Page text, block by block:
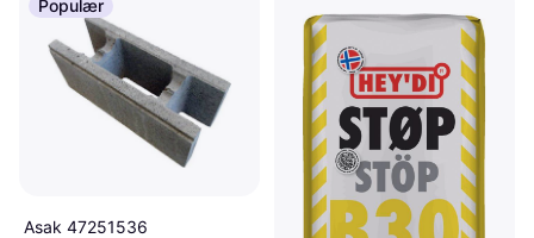
godt valg, alt på ett sted. Start her for å finne de beste
tilbudene på heller, mursteiner og mørtel til ditt prosjekt!
Les mer om heller, mursteiner & mørtel her
Populær
Asak 47251536